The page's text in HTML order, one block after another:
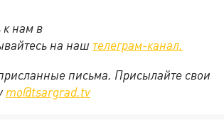
к нам в
на наш телеграм-канал.
письма. Присылайте свои
mo@tsargrad.tv